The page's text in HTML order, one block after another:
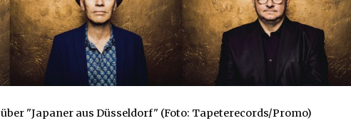
"Japaner aus Düsseldorf" (Foto: Tapeterecords/Promo)